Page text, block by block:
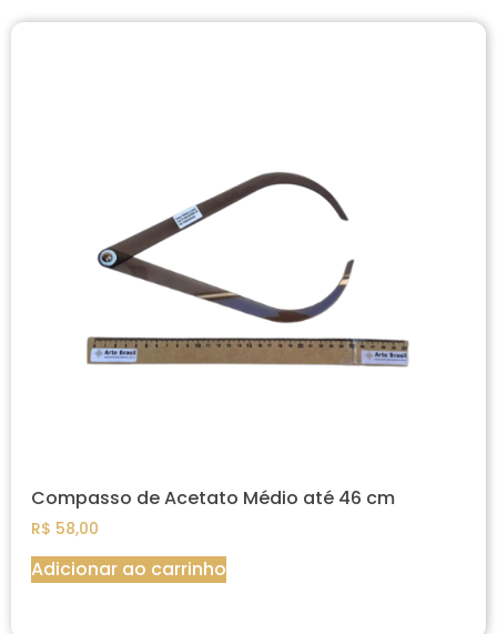
Compasso de Acetato Médio até 46 cm
R$ 58,00
Adicionar ao carrinho